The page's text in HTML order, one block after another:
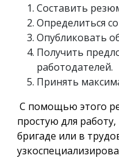
Составить
Определиться
Опубликовать
Получить
работодателей.
Принять
С помощью этого
простую для
бригаде или в